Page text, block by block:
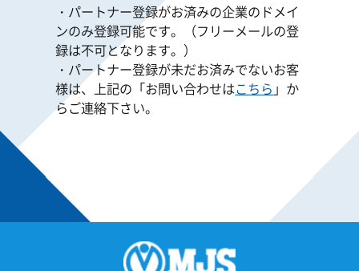
・パートナー登録がお済みの企業のドメイ
ンのみ登録可能です。（フリーメールの登
録は不可となります。）
・パートナー登録が未だお済みでないお客
様は、上記の「お問い合わせはこちら 」か
らご連絡下さい。